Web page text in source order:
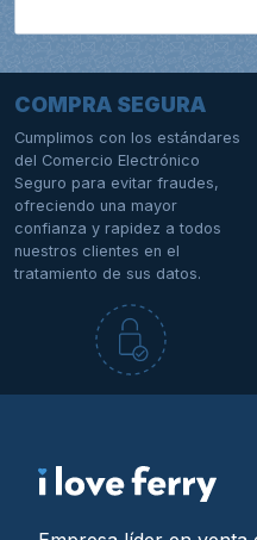
COMPRA SEGURA
Cumplimos con los estándares
del Comercio Electrónico
Seguro para evitar fraudes,
ofreciendo una mayor
confianza y rapidez a todos
nuestros clientes en el
tratamiento de sus datos.